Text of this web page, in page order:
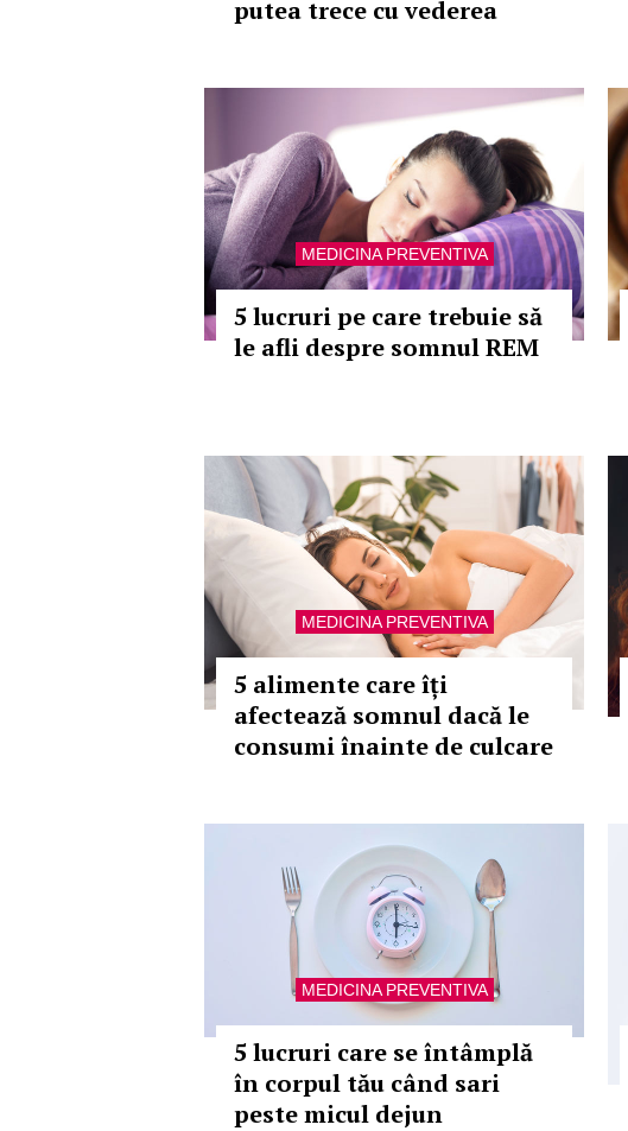
putea trece cu vederea
MEDICINA PREVENTIVA
5 lucruri pe care trebuie să
le afli despre somnul REM
MEDICINA PREVENTIVA
5 alimente care îți
afectează somnul dacă le
consumi înainte de culcare
MEDICINA PREVENTIVA
5 lucruri care se întâmplă
în corpul tău când sari
peste micul dejun